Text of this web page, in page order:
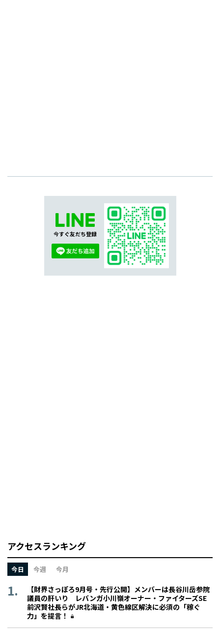
今すぐ友だち登録
アクセスランキング
今日 今週 今月
【財界さっぽろ9月号・先行公開】メンバーは長谷川岳参院
議員の肝いり レバンガ小川嶺オーナー・ファイターズSE
前沢賢社長らがJR北海道・黄色線区解決に必須の「稼ぐ
力」を提言！